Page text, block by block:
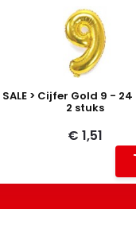
SALE > Cijfer Gold 9 -
2 stuks
€ 1,51